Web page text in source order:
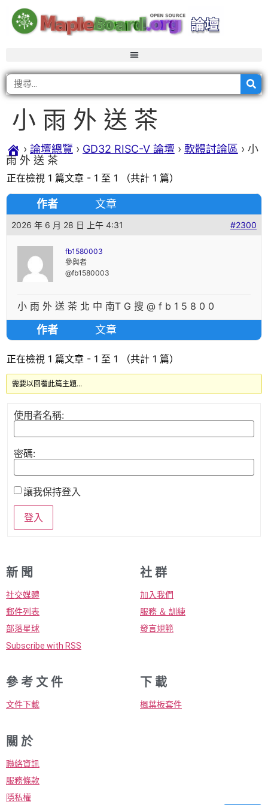
小 雨 外 送 茶
› 論壇總覽 › GD32 RISC-V 論壇 › 軟體討論區 › 小
雨 外 送 茶
正在檢視 1 篇文章 - 1 至 1 （共計 1 篇）
作者 文章
2026 年 6 月 28 日 上午 4:31 #2300
fb1580003
參與者
@fb1580003
小 雨 外 送 茶 北 中 南T G 搜 @ f b 1 5 8 0 0
作者 文章
正在檢視 1 篇文章 - 1 至 1 （共計 1 篇）
需要以回覆此篇主題...
使用者名稱:
密碼:
讓我保持登入
登入
新 聞
社交媒體
郵件列表
部落星球
Subscribe with RSS
社 群
加入我們
服務 ＆ 訓練
發言規範
參 考 文 件
文件下載
下 載
楓葉板套件
關 於
聯絡資訊
服務條款
隱私權